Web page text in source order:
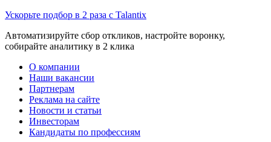
Ускорьте подбор в 2 раза с Talantix
Автоматизируйте сбор откликов, настройте воронку,
собирайте аналитику в 2 клика
О компании
Наши вакансии
Партнерам
Реклама на сайте
Новости и статьи
Инвесторам
Кандидаты по профессиям